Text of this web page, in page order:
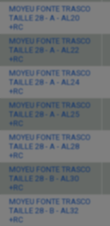
MOYEU FONTE TRASCO
TAILLE 28 - A - AL20
+RC
MOYEU FONTE TRASCO
TAILLE 28 - A - AL22
+RC
MOYEU FONTE TRASCO
TAILLE 28 - A - AL24
+RC
MOYEU FONTE TRASCO
TAILLE 28 - A - AL25
+RC
MOYEU FONTE TRASCO
TAILLE 28 - A - AL28
+RC
MOYEU FONTE TRASCO
TAILLE 28 - B - AL30
+RC
MOYEU FONTE TRASCO
TAILLE 28 - B - AL32
+RC